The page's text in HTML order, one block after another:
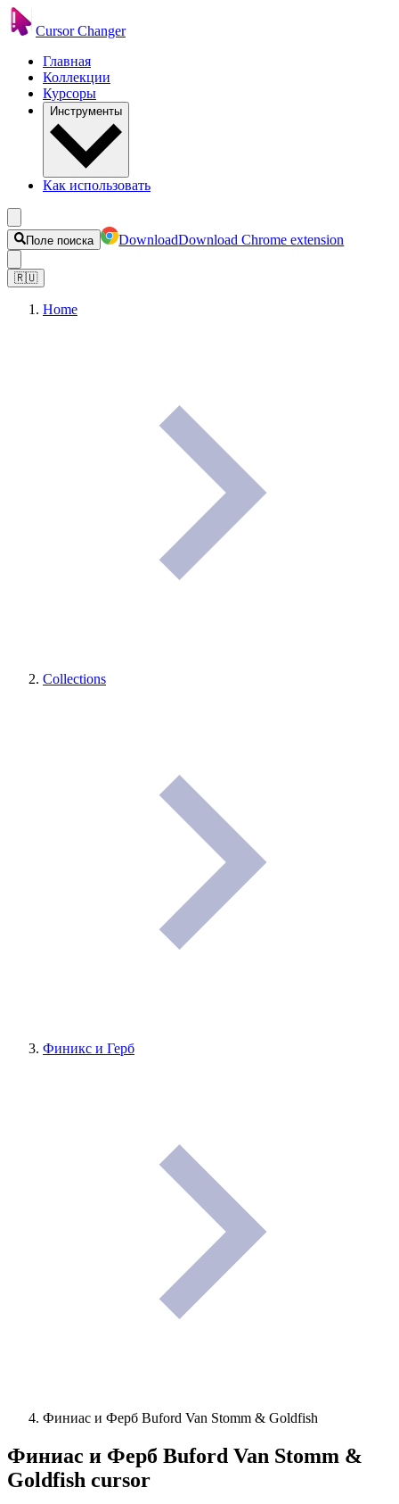
Cursor Changer
Главная
Коллекции
Курсоры
Инструменты
Как использовать
Поле поиска DownloadDownload Chrome extension
🇷🇺
Home
Collections
Финикс и Герб
Финиас и Ферб Buford Van Stomm & Goldfish
Финиас и Ферб Buford Van Stomm &
Goldfish cursor